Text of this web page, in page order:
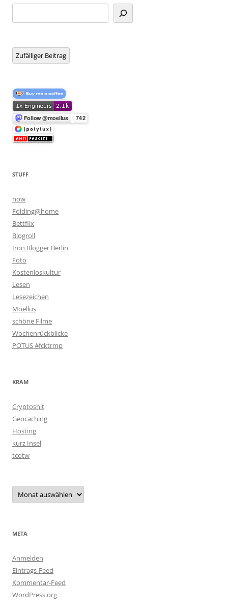
Zufälliger Beitrag
STUFF
now
Folding@home
Bettflix
Blogroll
Iron Blogger Berlin
Foto
Kostenloskultur
Lesen
Lesezeichen
Moellus
schöne Filme
Wochenrückblicke
POTUS #fcktrmp
KRAM
Cryptoshit
Geocaching
Hosting
kurz Insel
tcotw
Archiv
META
Anmelden
Eintrags-Feed
Kommentar-Feed
WordPress.org